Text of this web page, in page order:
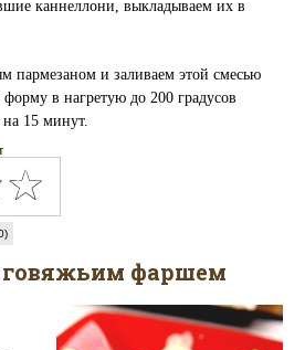
каннеллони, выкладываем их в
пармезаном и заливаем этой смесью
в нагретую до 200 градусов
15 минут.
говяжьим фаршем